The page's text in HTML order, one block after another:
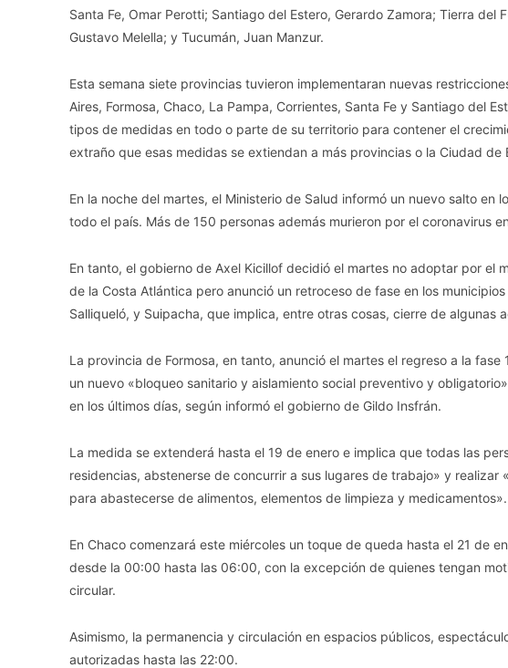
Santa Fe, Omar Perotti; Santiago del Estero, Gerardo Zamora; Tierra del
Gustavo Melella; y Tucumán, Juan Manzur.
Esta semana siete provincias tuvieron implementaran nuevas
Aires, Formosa, Chaco, La Pampa, Corrientes, Santa Fe y Santiago del
tipos de medidas en todo o parte de su territorio para contener el
extraño que esas medidas se extiendan a más provincias o la Ciudad de
En la noche del martes, el Ministerio de Salud informó un nuevo salto en
todo el país. Más de 150 personas además murieron por el coronavirus
En tanto, el gobierno de Axel Kicillof decidió el martes no adoptar por el
de la Costa Atlántica pero anunció un retroceso de fase en los
Salliqueló, y Suipacha, que implica, entre otras cosas, cierre de algunas
La provincia de Formosa, en tanto, anunció el martes el regreso a la
un nuevo «bloqueo sanitario y aislamiento social preventivo y
en los últimos días, según informó el gobierno de Gildo Insfrán.
La medida se extenderá hasta el 19 de enero e implica que todas las
residencias, abstenerse de concurrir a sus lugares de trabajo» y realizar
para abastecerse de alimentos, elementos de limpieza y medicamentos».
En Chaco comenzará este miércoles un toque de queda hasta el 21 de
desde la 00:00 hasta las 06:00, con la excepción de quienes tengan
circular.
Asimismo, la permanencia y circulación en espacios públicos,
autorizadas hasta las 22:00.